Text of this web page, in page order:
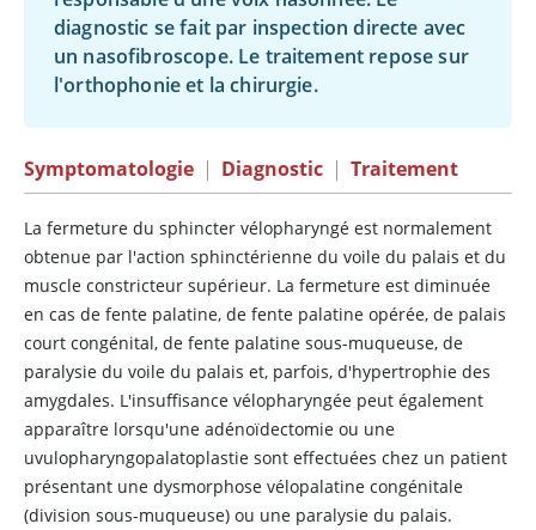
diagnostic se fait par inspection directe avec
un nasofibroscope. Le traitement repose sur
l'orthophonie et la chirurgie.
Symptomatologie | Diagnostic | Traitement
La fermeture du sphincter vélopharyngé est normalement
obtenue par l'action sphinctérienne du voile du palais et du
muscle constricteur supérieur. La fermeture est diminuée
en cas de fente palatine, de fente palatine opérée, de palais
court congénital, de fente palatine sous-muqueuse, de
paralysie du voile du palais et, parfois, d'hypertrophie des
amygdales. L'insuffisance vélopharyngée peut également
apparaître lorsqu'une adénoïdectomie ou une
uvulopharyngopalatoplastie sont effectuées chez un patient
présentant une dysmorphose vélopalatine congénitale
(division sous-muqueuse) ou une paralysie du palais.